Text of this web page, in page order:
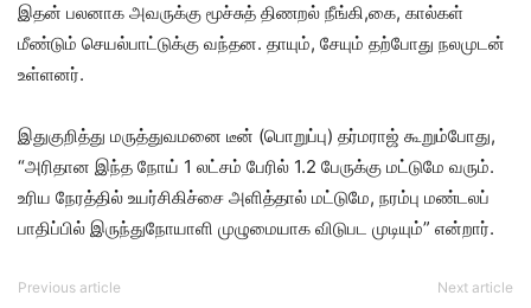
இதன் பலனாக அவருக்கு மூச்சுத் திணறல் நீங்கி,கை, கால்கள்
மீண்டும் செயல்பாட்டுக்கு வந்தன. தாயும், சேயும் தற்போது நலமுடன்
உள்ளனர்.
இதுகுறித்து மருத்துவமனை டீன் (பொறுப்பு) தர்மராஜ் கூறும்போது,
“அரிதான இந்த நோய் 1 லட்சம் பேரில் 1.2 பேருக்கு மட்டுமே வரும்.
உரிய நேரத்தில் உயர்சிகிச்சை அளித்தால் மட்டுமே, நரம்பு மண்டலப்
பாதிப்பில் இருந்துநோயாளி முழுமையாக விடுபட முடியும்” என்றார்.
Previous article Next article